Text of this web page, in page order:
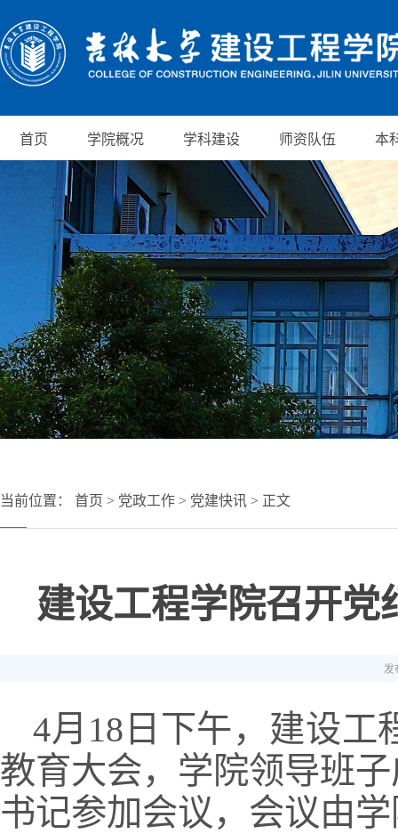
首页 学院概况 学科建设 师资队伍 本
当前位置： 首页 > 党政工作 > 党建快讯 > 正文
建设工程学院召开党
发
4月18日下午，建设工
教育大会，学院领导班
书记参加会议，会议由